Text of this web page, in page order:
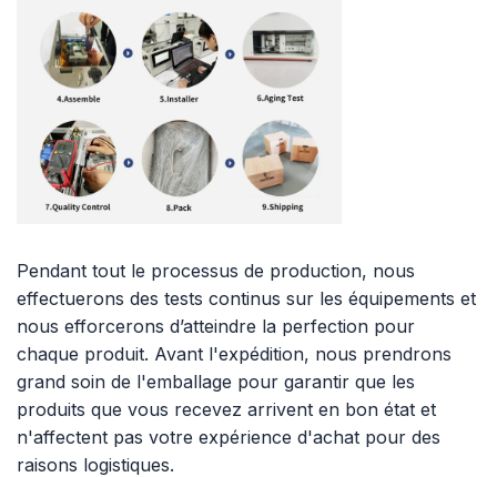
Pendant tout le processus de production, nous
effectuerons des tests continus sur les équipements et
nous efforcerons d’atteindre la perfection pour
chaque produit. Avant l'expédition, nous prendrons
grand soin de l'emballage pour garantir que les
produits que vous recevez arrivent en bon état et
n'affectent pas votre expérience d'achat pour des
raisons logistiques.